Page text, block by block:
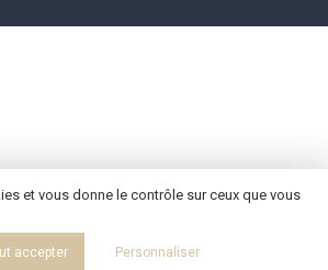
et vous donne le contrôle sur ceux que vous
accepter Personnaliser